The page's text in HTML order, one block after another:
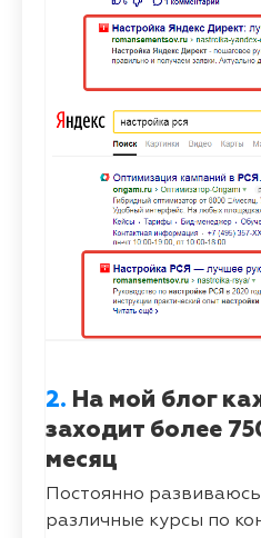
2. На мой блог
заходит более
месяц
Постоянно
различные курсы по